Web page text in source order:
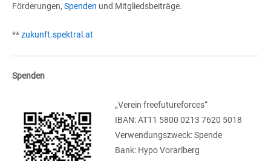
Förderungen, Spenden und Mitgliedsbeiträge.
**zukunft.spektral.at
Spenden
„Verein freefutureforces“
IBAN: AT11 5800 0213 7620 5018
Verwendungszweck: Spende
Bank: Hypo Vorarlberg